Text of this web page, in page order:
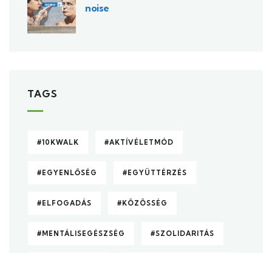
noise
TAGS
#10KWALK #AKTÍVÉLETMÓD
#EGYENLŐSÉG #EGYÜTTÉRZÉS
#ELFOGADÁS #KÖZÖSSÉG
#MENTÁLISEGÉSZSÉG #SZOLIDARITÁS